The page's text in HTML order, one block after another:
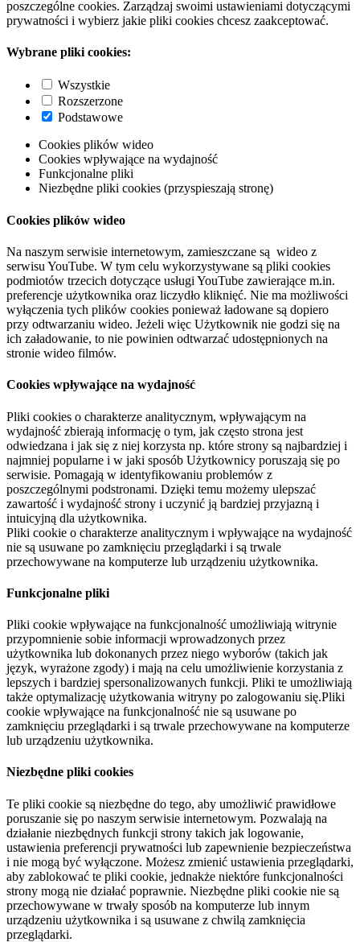
poszczególne cookies. Zarządzaj swoimi ustawieniami dotyczącymi
prywatności i wybierz jakie pliki cookies chcesz zaakceptować.
Wybrane pliki cookies:
Wszystkie
Rozszerzone
Podstawowe
Cookies plików wideo
Cookies wpływające na wydajność
Funkcjonalne pliki
Niezbędne pliki cookies (przyspieszają stronę)
Cookies plików wideo
Na naszym serwisie internetowym, zamieszczane są wideo z
serwisu YouTube. W tym celu wykorzystywane są pliki cookies
podmiotów trzecich dotyczące usługi YouTube zawierające m.in.
preferencje użytkownika oraz liczydło kliknięć. Nie ma możliwości
wyłączenia tych plików cookies ponieważ ładowane są dopiero
przy odtwarzaniu wideo. Jeżeli więc Użytkownik nie godzi się na
ich załadowanie, to nie powinien odtwarzać udostępnionych na
stronie wideo filmów.
Cookies wpływające na wydajność
Pliki cookies o charakterze analitycznym, wpływającym na
wydajność zbierają informację o tym, jak często strona jest
odwiedzana i jak się z niej korzysta np. które strony są najbardziej i
najmniej popularne i w jaki sposób Użytkownicy poruszają się po
serwisie. Pomagają w identyfikowaniu problemów z
poszczególnymi podstronami. Dzięki temu możemy ulepszać
zawartość i wydajność strony i uczynić ją bardziej przyjazną i
intuicyjną dla użytkownika.
Pliki cookie o charakterze analitycznym i wpływające na wydajność
nie są usuwane po zamknięciu przeglądarki i są trwale
przechowywane na komputerze lub urządzeniu użytkownika.
Funkcjonalne pliki
Pliki cookie wpływające na funkcjonalność umożliwiają witrynie
przypomnienie sobie informacji wprowadzonych przez
użytkownika lub dokonanych przez niego wyborów (takich jak
język, wyrażone zgody) i mają na celu umożliwienie korzystania z
lepszych i bardziej spersonalizowanych funkcji. Pliki te umożliwiają
także optymalizację użytkowania witryny po zalogowaniu się.Pliki
cookie wpływające na funkcjonalność nie są usuwane po
zamknięciu przeglądarki i są trwale przechowywane na komputerze
lub urządzeniu użytkownika.
Niezbędne pliki cookies
Te pliki cookie są niezbędne do tego, aby umożliwić prawidłowe
poruszanie się po naszym serwisie internetowym. Pozwalają na
działanie niezbędnych funkcji strony takich jak logowanie,
ustawienia preferencji prywatności lub zapewnienie bezpieczeństwa
i nie mogą być wyłączone. Możesz zmienić ustawienia przeglądarki,
aby zablokować te pliki cookie, jednakże niektóre funkcjonalności
strony mogą nie działać poprawnie. Niezbędne pliki cookie nie są
przechowywane w trwały sposób na komputerze lub innym
urządzeniu użytkownika i są usuwane z chwilą zamknięcia
przeglądarki.